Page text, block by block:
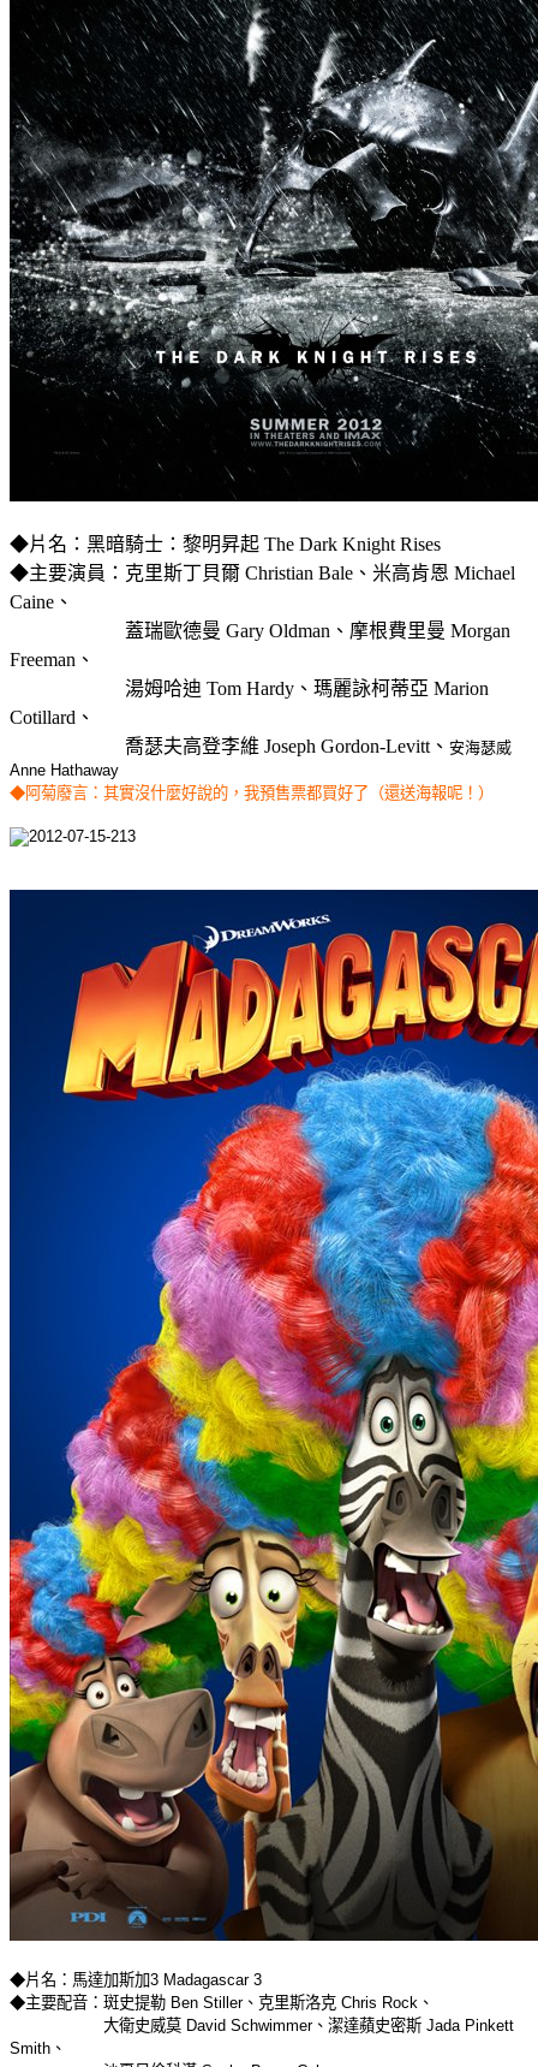
◆片名：黑暗騎士：黎明昇起 The Dark Knight Rises
◆主要演員：克里斯丁貝爾 Christian Bale、米高肯恩 Michael
Caine、
蓋瑞歐德曼 Gary Oldman、摩根費里曼 Morgan
Freeman、
湯姆哈迪 Tom Hardy、瑪麗詠柯蒂亞 Marion
Cotillard、
喬瑟夫高登李維 Joseph Gordon-Levitt、 安海瑟威
Anne Hathaway
◆阿菊廢言：其實沒什麼好說的，我預售票都買好了（還送海報呢！）
◆片名：馬達加斯加3 Madagascar 3
◆主要配音：斑史提勒 Ben Stiller、克里斯洛克 Chris Rock、
大衛史威莫 David Schwimmer、潔達蘋史密斯 Jada Pinkett
Smith、